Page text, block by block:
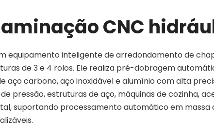
CNC
equipamento inteligente de arredondamento de
de 3 e 4 rolos. Ele realiza pré-dobragem
aço carbono, aço inoxidável e alumínio com alta
pressão, estruturas de aço, máquinas de cozinha,
suportando processamento automático em massa